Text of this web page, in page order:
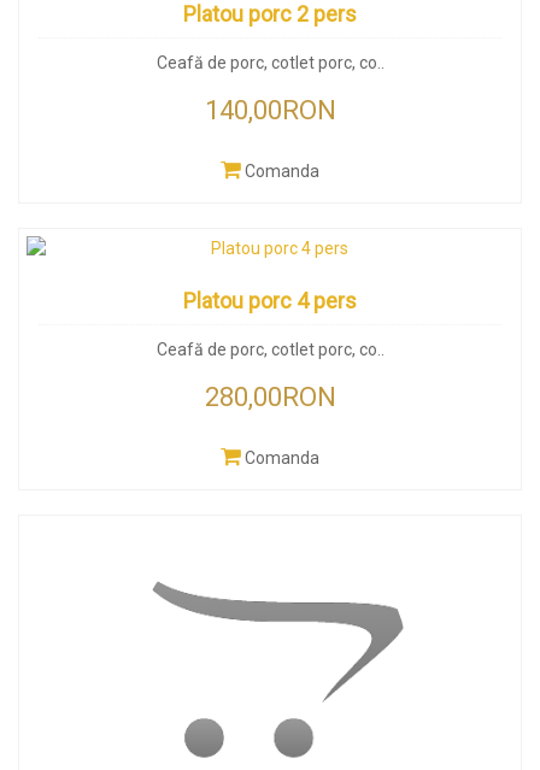
Platou porc 2 pers
Ceafă de porc, cotlet porc, co..
140,00RON
Comanda
Platou porc 4 pers
Ceafă de porc, cotlet porc, co..
280,00RON
Comanda